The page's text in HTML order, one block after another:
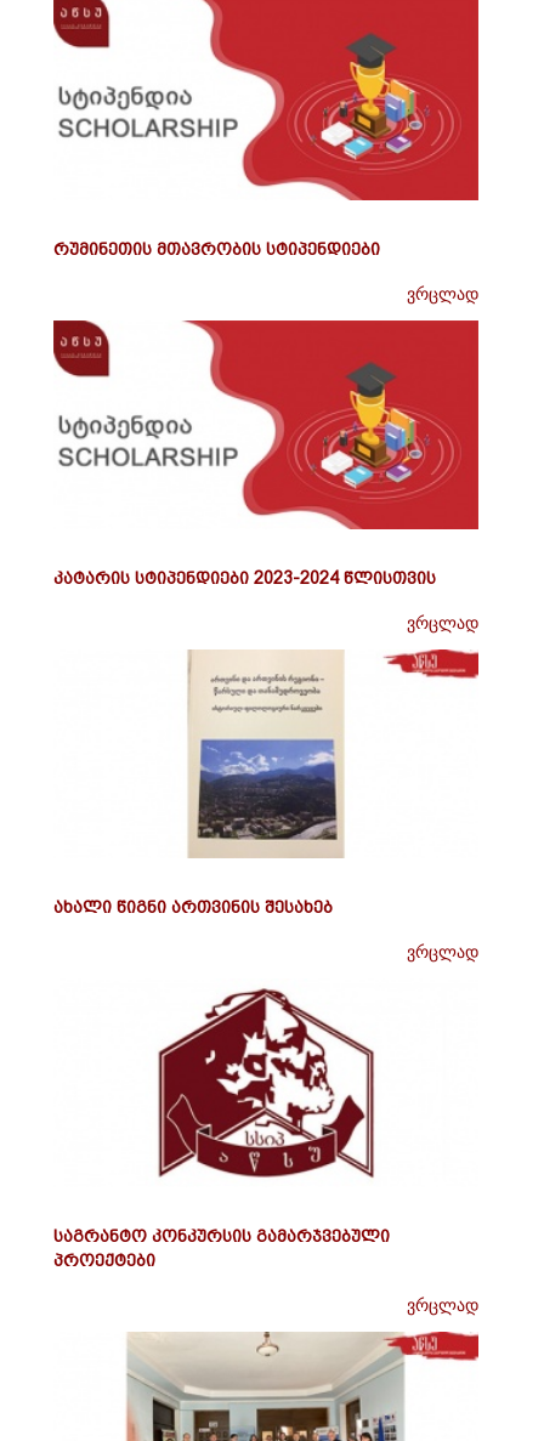
რუმინეთის მთავრობის სტიპენდიები
ვრცლად
კატარის სტიპენდიები 2023-2024 წლისთვის
ვრცლად
ახალი წიგნი ართვინის შესახებ
ვრცლად
საგრანტო კონკურსის გამარჯვებული
პროექტები
ვრცლად